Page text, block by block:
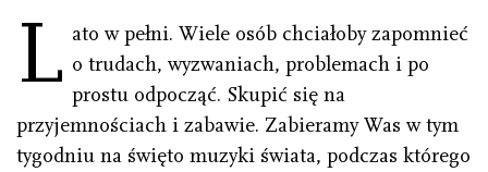
L ato w pełni. Wiele osób chciałoby zapomnieć
o trudach, wyzwaniach, problemach i po
prostu odpocząć. Skupić się na
przyjemnościach i zabawie. Zabieramy Was w tym
tygodniu na święto muzyki świata, podczas którego